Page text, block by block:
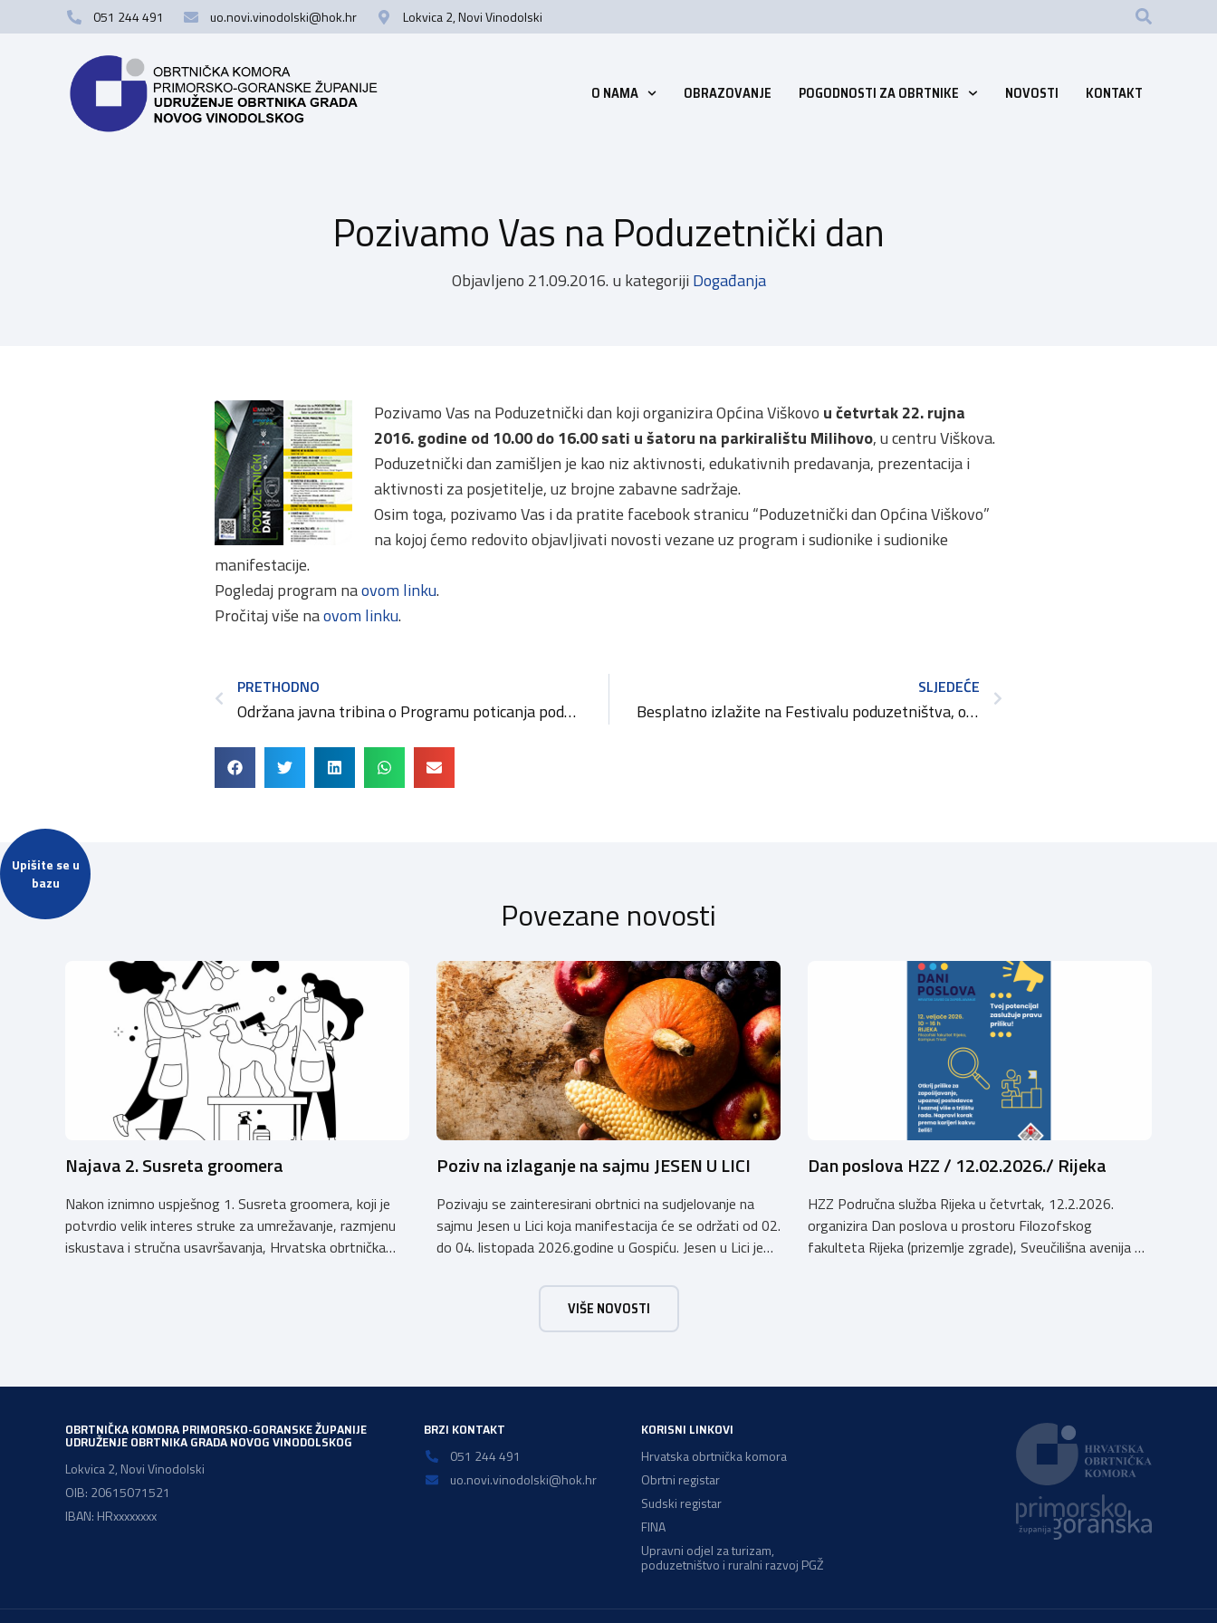
Upišite se u
bazu
051 244 491 uo.novi.vinodolski@hok.hr Lokvica 2, Novi Vinodolski
O NAMA OBRAZOVANJE POGODNOSTI ZA OBRTNIKE NOVOSTI KONTAKT
Pozivamo Vas na Poduzetnički dan
Objavljeno 21.09.2016. u kategoriji Događanja
Pozivamo Vas na Poduzetnički dan koji organizira Općina Viškovo u četvrtak 22. rujna
2016. godine od 10.00 do 16.00 sati u šatoru na parkiralištu Milihovo, u centru Viškova.
Poduzetnički dan zamišljen je kao niz aktivnosti, edukativnih predavanja, prezentacija i
aktivnosti za posjetitelje, uz brojne zabavne sadržaje.
Osim toga, pozivamo Vas i da pratite facebook stranicu “Poduzetnički dan Općina Viškovo”
na kojoj ćemo redovito objavljivati novosti vezane uz program i sudionike i sudionike
manifestacije.
Pogledaj program naovom linku.
Pročitaj više naovom linku.
PRETHODNO
Održana javna tribina o Programu poticanja poduzetništva i obrta “E-impuls 2016”
SLJEDEĆE
Besplatno izlažite na Festivalu poduzetništva, obrta i OPG-ova u Zadru i u Zaprešiću!
Povezane novosti
Najava 2. Susreta groomera
Nakon iznimno uspješnog 1. Susreta groomera, koji je
potvrdio velik interes struke za umrežavanje, razmjenu
iskustava i stručna usavršavanja, Hrvatska obrtnička
Poziv na izlaganje na sajmu JESEN U LICI
Pozivaju se zainteresirani obrtnici na sudjelovanje na
sajmu Jesen u Lici koja manifestacija će se održati od 02.
do 04. listopada 2026.godine u Gospiću. Jesen u Lici je
u Gospiću i prerasla je u najznačajnjiju gospodarsku,
kulturnu i etno manifestaciju na području Ličko-senjske
županije. Organizator izložbe […]
Dan poslova HZZ / 12.02.2026./ Rijeka
HZZ Područna služba Rijeka u četvrtak, 12.2.2026.
organizira Dan poslova u prostoru Filozofskog
fakulteta Rijeka (prizemlje zgrade), Sveučilišna avenija 4,
VIŠE NOVOSTI
OBRTNIČKA KOMORA PRIMORSKO-GORANSKE ŽUPANIJE
UDRUŽENJE OBRTNIKA GRADA NOVOG VINODOLSKOG
Lokvica 2, Novi Vinodolski
OIB: 20615071521
IBAN: HRxxxxxxxx
BRZI KONTAKT
051 244 491
uo.novi.vinodolski@hok.hr
KORISNI LINKOVI
Hrvatska obrtnička komora
Obrtni registar
Sudski registar
FINA
Upravni odjel za turizam,
poduzetništvo i ruralni razvoj PGŽ